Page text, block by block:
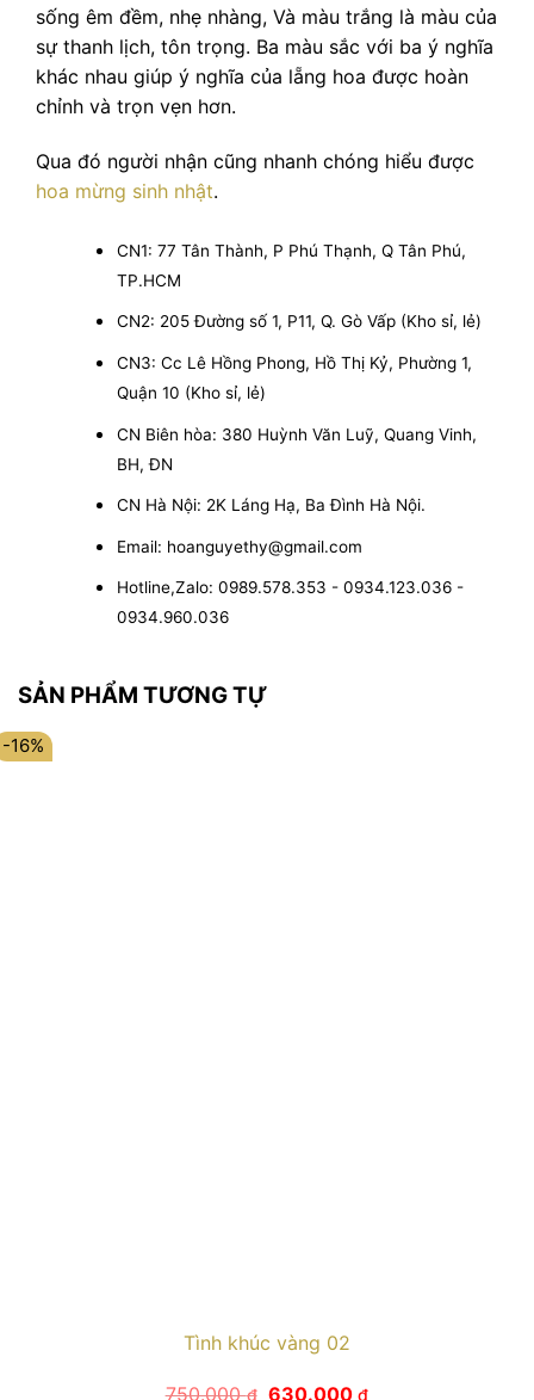
sống êm đềm, nhẹ nhàng, Và màu trắng là màu của
sự thanh lịch, tôn trọng. Ba màu sắc với ba ý nghĩa
khác nhau giúp ý nghĩa của lẵng hoa được hoàn
chỉnh và trọn vẹn hơn.
Qua đó người nhận cũng nhanh chóng hiểu được
hoa mừng sinh nhật.
CN1: 77 Tân Thành, P Phú Thạnh, Q Tân Phú,
TP.HCM
CN2: 205 Đường số 1, P11, Q. Gò Vấp (Kho sỉ, lẻ)
CN3: Cc Lê Hồng Phong, Hồ Thị Kỷ, Phường 1,
Quận 10 (Kho sỉ, lẻ)
CN Biên hòa: 380 Huỳnh Văn Luỹ, Quang Vinh,
BH, ĐN
CN Hà Nội: 2K Láng Hạ, Ba Đình Hà Nội.
Email: hoanguyethy@gmail.com
Hotline,Zalo: 0989.578.353 - 0934.123.036 -
0934.960.036
SẢN PHẨM TƯƠNG TỰ
-16%
Tình khúc vàng 02
750.000₫ Giá
630.000₫Giá